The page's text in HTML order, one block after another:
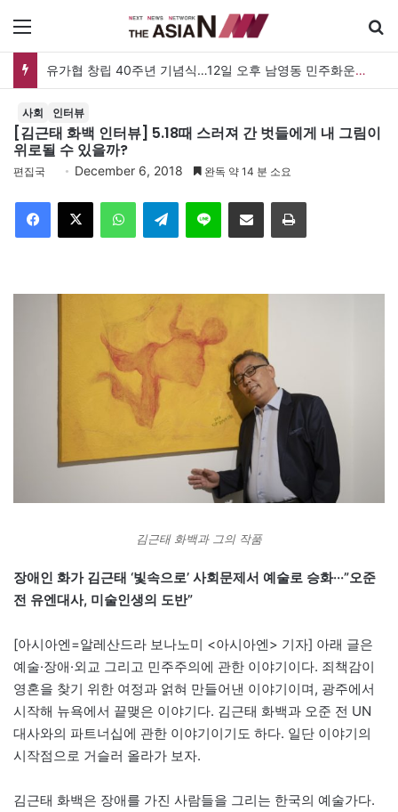
유가협 창립 40주년 기념식…12일 오후 남영동 민주화운동기념관
사회 인터뷰
[김근태 화백 인터뷰] 5.18때 스러져 간 벗들에게 내 그림이
위로될 수 있을까?
편집국 December 6, 2018 완독 약 14 분 소요
Telegram 이메일
김근태 화백과 그의 작품
장애인 화가 김근태 ‘빛속으로’ 사회문제서 예술로 승화···”오준
전 유엔대사, 미술인생의 도반”
[아시아엔=알레산드라 보나노미 <아시아엔> 기자] 아래 글은
예술·장애·외교 그리고 민주주의에 관한 이야기이다. 죄책감이
영혼을 찾기 위한 여정과 얽혀 만들어낸 이야기이며, 광주에서
시작해 뉴욕에서 끝맺은 이야기다. 김근태 화백과 오준 전 UN
대사와의 파트너십에 관한 이야기이기도 하다. 일단 이야기의
시작점으로 거슬러 올라가 보자.
김근태 화백은 장애를 가진 사람들을 그리는 한국의 예술가다.